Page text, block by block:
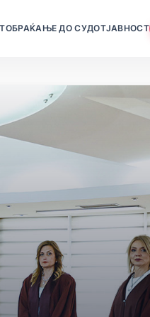
ОБРАЌАЊЕ ДО СУДОТЈАВНОСТ